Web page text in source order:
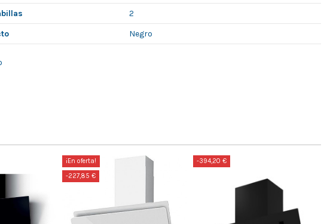
2
Negro
¡En oferta!
-227,85 €
-394,20 €